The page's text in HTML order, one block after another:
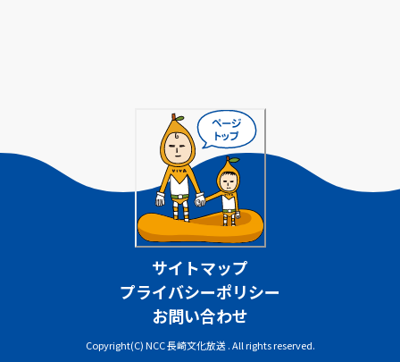
サイトマップ
プライバシーポリシー
お問い合わせ
Copyright(C) NCC 長崎文化放送 . All rights reserved.